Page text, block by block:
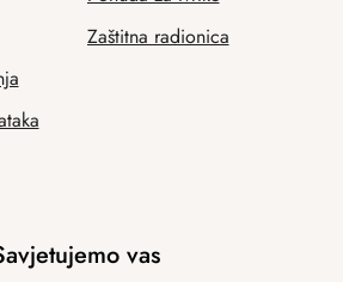
Zaštitna radionica
vas